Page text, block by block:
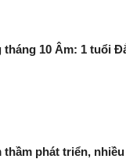
10 Âm: 1 tuổi
thầm phát triển,